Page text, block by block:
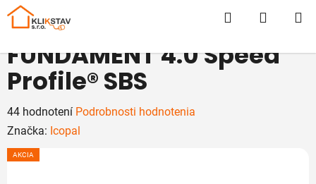
Prejsť
Hľadať
FUNDAMENT 4.0 Speed
Profile® SBS
Priemerné
hodnotenie
produktu
44 hodnotení Podrobnosti hodnotenia
Značka: Icopal
AKCIA